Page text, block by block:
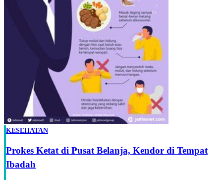
KESEHATAN
Prokes Ketat di Pusat Belanja, Kendor di Tempat
Ibadah